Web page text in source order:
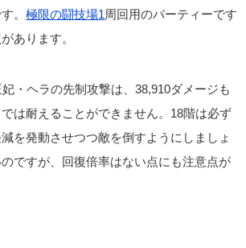
。極限の闘技場1周回用のパーティーです
あります。
・ヘラの先制攻撃は、38,910ダメージも
は耐えることができません。18階は必ず
を発動させつつ敵を倒すようにしましょ
ですが、回復倍率はない点にも注意点が